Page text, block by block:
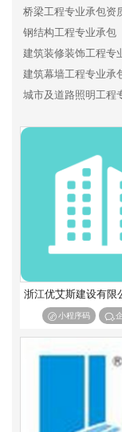
桥梁工程专业承包资
钢结构工程专业承包
建筑装修装饰工程专
建筑幕墙工程专业承
城市及道路照明工程
铁路电气化工程专业
民航空管工程及机
机场目视助航工程专
航道工程专业承包
港航设备安装及水
水工金属结构制作
水利水电机电安装工
输变电工程专业承包
海洋石油工程专业承
浙江优艾斯建设有限
小程序码